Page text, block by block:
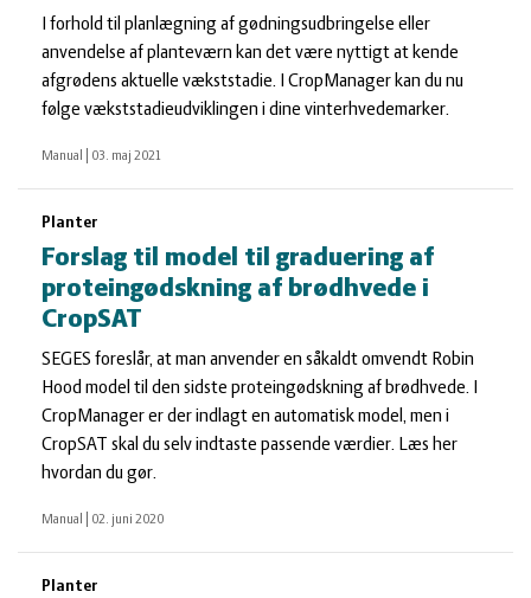
I forhold til planlægning af gødningsudbringelse eller
anvendelse af planteværn kan det være nyttigt at kende
afgrødens aktuelle vækststadie. I CropManager kan du nu
følge vækststadieudviklingen i dine vinterhvedemarker.
Manual 03. maj 2021
Planter
Forslag til model til graduering af
proteingødskning af brødhvede i
CropSAT
SEGES foreslår, at man anvender en såkaldt omvendt Robin
Hood model til den sidste proteingødskning af brødhvede. I
CropManager er der indlagt en automatisk model, men i
CropSAT skal du selv indtaste passende værdier. Læs her
hvordan du gør.
Manual 02. juni 2020
Planter